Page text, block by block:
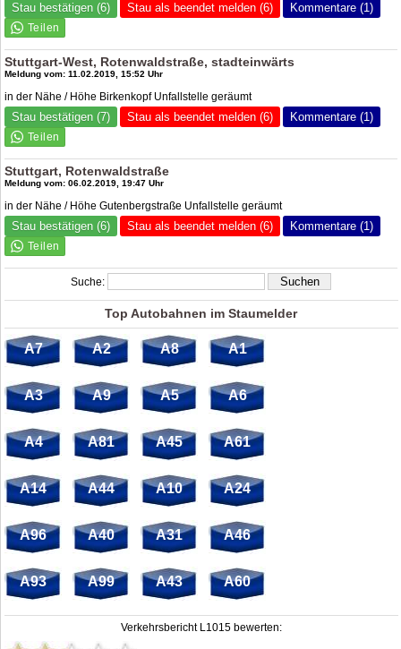
Stau bestätigen (6) Stau als beendet melden (6) Kommentare (1)
Stuttgart-West, Rotenwaldstraße, stadteinwärts
Meldung vom: 11.02.2019, 15:52 Uhr
in der Nähe / Höhe Birkenkopf Unfallstelle geräumt
Stau bestätigen (7) Stau als beendet melden (6) Kommentare (1)
Stuttgart, Rotenwaldstraße
Meldung vom: 06.02.2019, 19:47 Uhr
in der Nähe / Höhe Gutenbergstraße Unfallstelle geräumt
Stau bestätigen (6) Stau als beendet melden (6) Kommentare (1)
Suche:
Top Autobahnen im Staumelder
A7 A2 A8 A1
A3 A9 A5 A6
A4 A81 A45 A61
A14 A44 A10 A24
A96 A40 A31 A46
A93 A99 A43 A60
Verkehrsbericht L1015 bewerten: